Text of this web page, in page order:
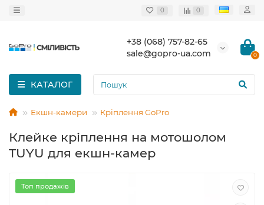
0 0
+38 (068) 757-82-65
sale@gopro-ua.com
0
КАТАЛОГ
Екшн-камери Кріплення GoPro
Клейке кріплення на мотошолом
TUYU для екшн-камер
Топ продажів